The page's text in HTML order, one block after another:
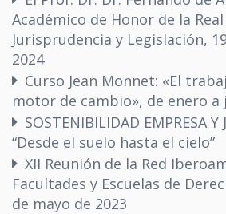
Académico de Honor de la
Jurisprudencia y Legislación,
2024
Curso Jean Monnet: «El
motor de cambio», de enero a
SOSTENIBILIDAD EMPRESA Y
“Desde el suelo hasta el cielo”
XII Reunión de la Red
Facultades y Escuelas de
de mayo de 2023